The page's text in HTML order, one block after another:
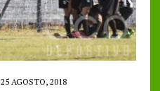
25 AGOSTO, 2018